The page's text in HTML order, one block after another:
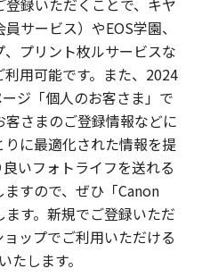
録いただくことで、キヤ
サービス）やEOS学園、
プリント枚ルサービスな
用可能です。また、2024
ジ「個人のお客さま」で
さまのご登録情報などに
に最適化された情報を提
いフォトライフを送れる
すので、ぜひ「Canon
す。新規でご登録いただ
ップでご利用いただける
たします。